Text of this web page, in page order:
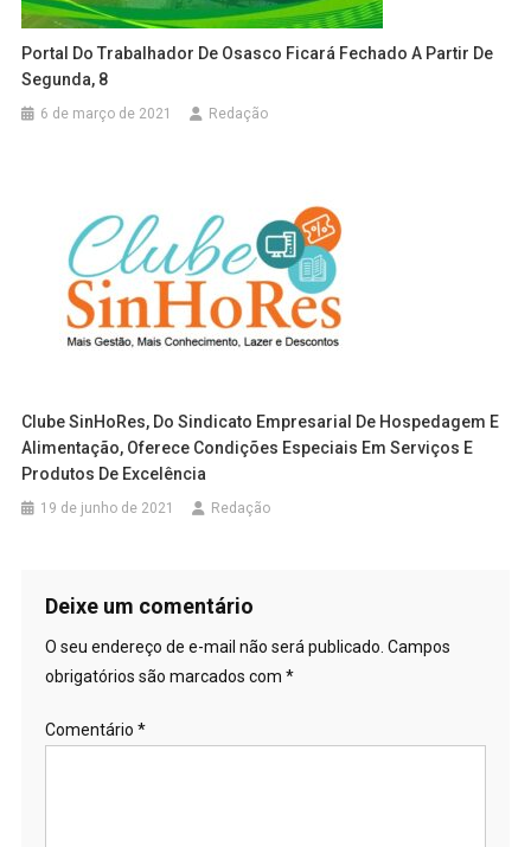
Portal Do Trabalhador De Osasco Ficará Fechado A Partir De
Segunda, 8
6 de março de 2021 Redação
Clube SinHoRes, Do Sindicato Empresarial De Hospedagem E
Alimentação, Oferece Condições Especiais Em Serviços E
Produtos De Excelência
19 de junho de 2021 Redação
Deixe um comentário
O seu endereço de e-mail não será publicado. Campos
obrigatórios são marcados com *
Comentário *